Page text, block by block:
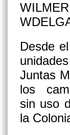
Desde
Juntas
los
sin uso
la